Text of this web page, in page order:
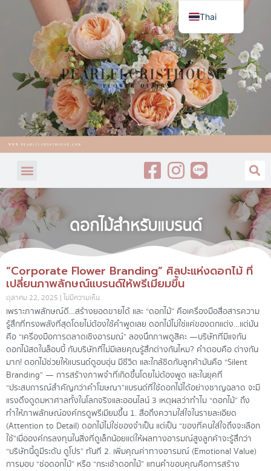
ดอกไม้สำหรับแบรนด์
“Corporate Flower Branding” ศิลปะแห่งดอกไม้ ที่
เปลี่ยนภาพลักษณ์แบรนด์ให้พรีเมียมขึ้น
ตุลาคม 22, 2025 ไม่มีความเห็น
เพราะภาพลักษณ์ดี…สร้างยอดขายได้ และ “ดอกไม้” คือเครื่องมือสื่อสารความ
รู้สึกที่ทรงพลังที่สุดโดยไม่ต้องใช้คำพูดเลย ดอกไม้ไม่ใช่แค่ของตกแต่ง…แต่มัน
คือ “เครื่องมือการตลาดเชิงอารมณ์” ลองนึกภาพดูสิคะ —บริษัทที่มีแจกัน
ดอกไม้สดในล็อบบี้ กับบริษัทที่ไม่มีเลยคุณรู้สึกต่างกันไหม? คำตอบคือ ต่างกัน
มาก! ดอกไม้ช่วยให้แบรนด์ดูอบอุ่น มีชีวิต และใกล้ชิดกับลูกค้ามันคือ “Silent
Branding” — การสร้างภาพจำที่เกิดขึ้นโดยไม่ต้องพูด และในยุคที่
“ประสบการณ์สำคัญกว่าคำโฆษณา”แบรนด์ที่ใช้ดอกไม้ได้อย่างชาญฉลาด จะมี
แรงดึงดูดมหาศาลทั้งในโลกจริงและออนไลน์ 3 เหตุผลว่าทำไม “ดอกไม้” ถึง
ทำให้ภาพลักษณ์องค์กรดูพรีเมียมขึ้น 1. สื่อถึงความใส่ใจในรายละเอียด
(Attention to Detail) ดอกไม้ไม่ใช่ของจำเป็น แต่เป็น “ของที่คนใส่ใจถึงจะเลือก
ใช้”เมื่อองค์กรลงทุนในสิ่งที่ดูเล็กน้อยแต่ให้ผลทางอารมณ์สูงลูกค้าจะรู้สึกว่า
“บริษัทนี้ดูมีระดับ ดูโปร” ทันที 2. เพิ่มคุณค่าทางอารมณ์ (Emotional Value)
การมอบ “ช่อดอกไม้” หรือ “กระเช้าดอกไม้” แทนคำขอบคุณคือการสร้าง
Thai
English